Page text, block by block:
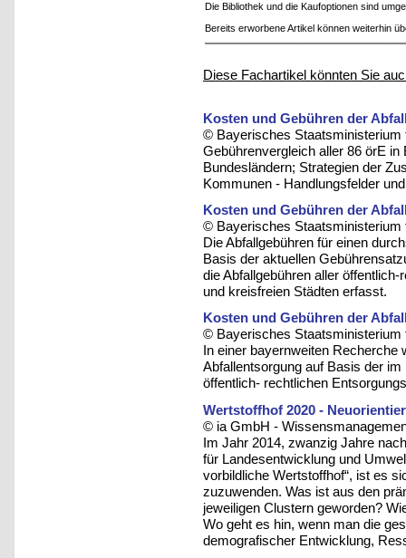
Die Bibliothek und die Kaufoptionen sind
Bereits erworbene Artikel können weiterhin
Diese Fachartikel könnten Sie
Kosten und Gebühren der
© Bayerisches Staatsministerium
Gebührenvergleich aller 86 örE in
Bundesländern; Strategien der
Kommunen - Handlungsfelder
Kosten und Gebühren der
© Bayerisches Staatsministerium
Die Abfallgebühren für einen
Basis der aktuellen
die Abfallgebühren aller
und kreisfreien Städten erfasst.
Kosten und Gebühren der
© Bayerisches Staatsministerium
In einer bayernweiten Recherche
Abfallentsorgung auf Basis der
öffentlich- rechtlichen
Wertstoffhof 2020 -
© ia GmbH -
Im Jahr 2014, zwanzig Jahre
für Landesentwicklung und
vorbildliche Wertstoffhof“, ist es
zuzuwenden. Was ist aus den
jeweiligen Clustern geworden?
Wo geht es hin, wenn man die
demografischer Entwicklung,